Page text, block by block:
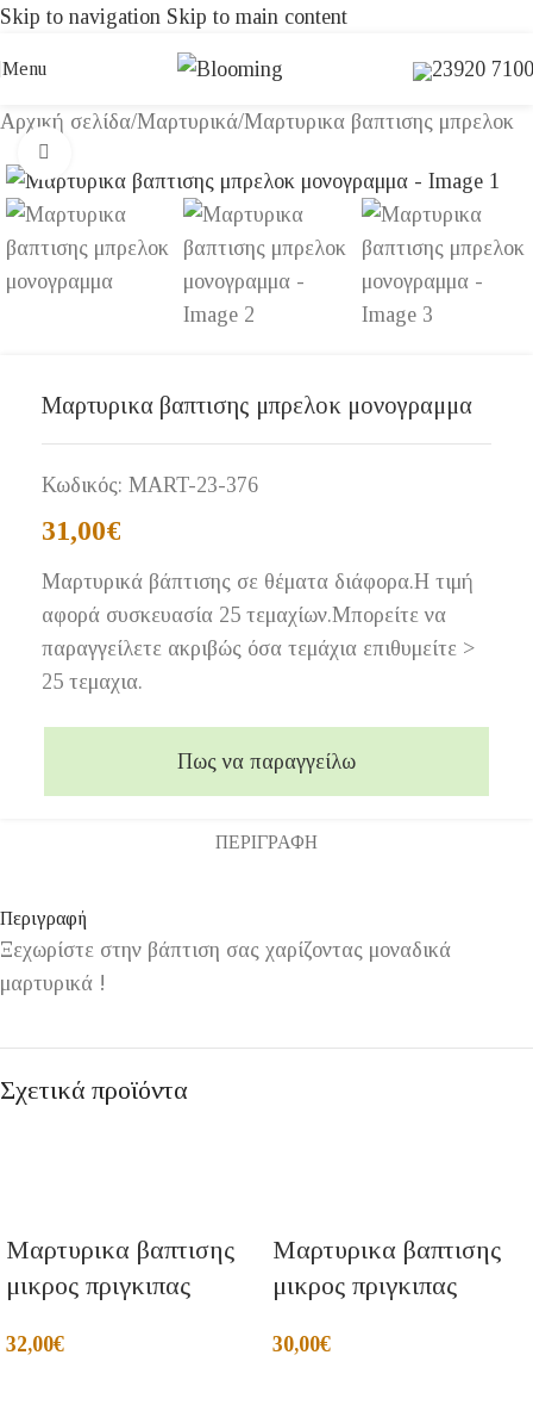
Skip to navigation Skip to main content
Menu 23920
Αρχική σελίδα/Μαρτυρικά/Μαρτυρικα βαπτισης μπρελοκ
Μαρτυρικα βαπτισης μπρελοκ μονογραμμα
Κωδικός: MART-23-376
31,00€
Μαρτυρικά βάπτισης σε θέματα διάφορα.Η τιμή
αφορά συσκευασία 25 τεμαχίων.Μπορείτε να
παραγγείλετε ακριβώς όσα τεμάχια επιθυμείτε >
25 τεμαχια.
Πως να παραγγείλω
ΠΕΡΙΓΡΑΦΉ
Περιγραφή
Ξεχωρίστε στην βάπτιση σας χαρίζοντας μοναδικά
μαρτυρικά !
Σχετικά προϊόντα
Μαρτυρικα βαπτισης
μικρος πριγκιπας
32,00€
Μαρτυρικα βαπτισης
μικρος πριγκιπας
30,00€